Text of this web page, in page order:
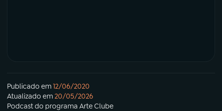
Publicado em12/06/2020
Atualizado em20/05/2026
Podcastdo programa Arte Clube